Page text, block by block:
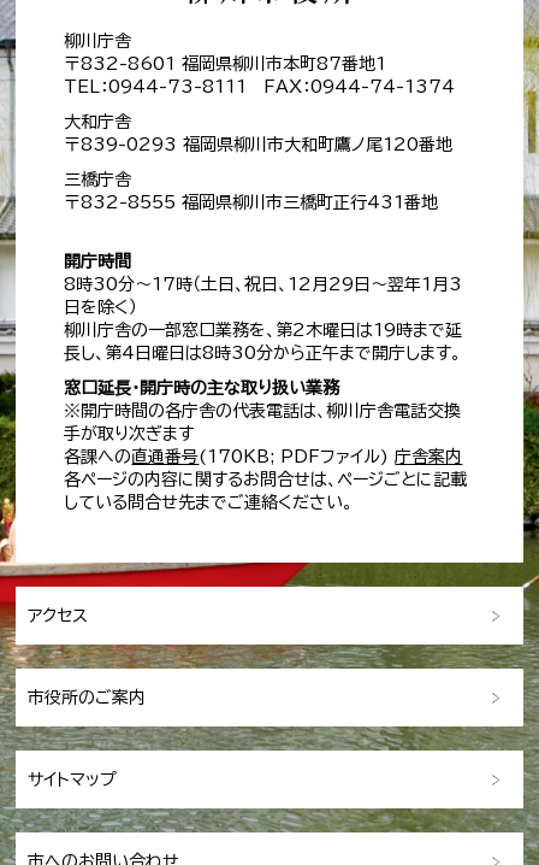
柳川庁舎
〒832-8601 福岡県柳川市本町87番地1
TEL：0944-73-8111 FAX：0944-74-1374
大和庁舎
〒839-0293 福岡県柳川市大和町鷹ノ尾120番地
三橋庁舎
〒832-8555 福岡県柳川市三橋町正行431番地
開庁時間
8時30分～17時（土日、祝日、12月29日～翌年1月3
日を除く）
柳川庁舎の一部窓口業務を、第2木曜日は19時まで延
長し、第4日曜日は8時30分から正午まで開庁します。
窓口延長・開庁時の主な取り扱い業務
※開庁時間の各庁舎の代表電話は、柳川庁舎電話交換
手が取り次ぎます
各課への直通番号(170KB; PDFファイル)庁舎案内
各ページの内容に関するお問合せは、ページごとに記載
している問合せ先までご連絡ください。
アクセス
市役所のご案内
サイトマップ
市へのお問い合わせ